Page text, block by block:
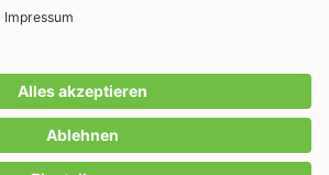
Bio aus Liebe seit 1974.
und ggf. Nachnahmegebühren, wenn